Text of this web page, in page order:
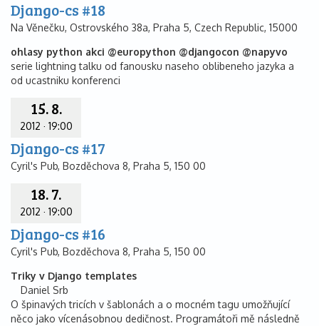
Django-cs #18
Na Věnečku, Ostrovského 38a, Praha 5, Czech Republic, 15000
ohlasy python akci @europython @djangocon @napyvo
serie lightning talku od fanousku naseho oblibeneho jazyka a
od ucastniku konferenci
15. 8.
2012 · 19:00
Django-cs #17
Cyril's Pub, Bozděchova 8, Praha 5, 150 00
18. 7.
2012 · 19:00
Django-cs #16
Cyril's Pub, Bozděchova 8, Praha 5, 150 00
Triky v Django templates
Daniel Srb
O špinavých tricích v šablonách a o mocném tagu umožňující
něco jako vícenásobnou dedičnost. Programátoři mě následně